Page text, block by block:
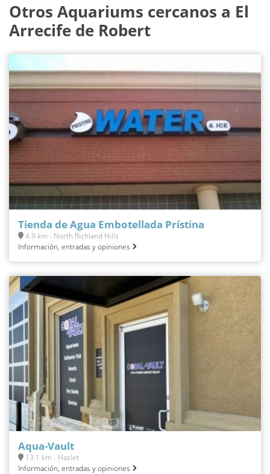
Otros Aquariums cercanos a El
Arrecife de Robert
Tienda de Agua Embotellada Prístina
4.9 km - North Richland Hills
Información, entradas y opiniones
Aqua-Vault
13.1 km - Haslet
Información, entradas y opiniones